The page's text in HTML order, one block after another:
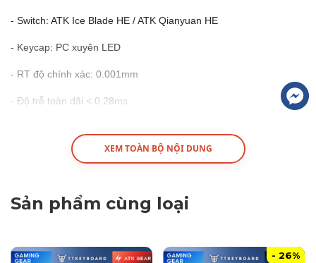
- Switch: ATK Ice Blade HE / ATK Qianyuan HE
- Keycap: PC xuyên LED
- RT độ chính xác: 0.001mm
- Độ trễ toàn dãi < 0.28ms
- Polling rate: 8KHz
- Tương thích: Windows / MacOS / Linux
XEM TOÀN BỘ NỘI DUNG
Sản phẩm cùng loại
- 26%